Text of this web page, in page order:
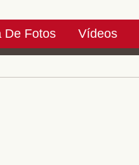
De Fotos Vídeos